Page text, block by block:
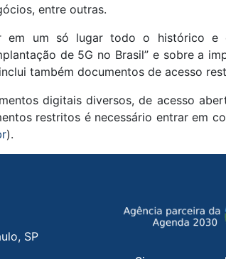
entre outras.
em um só lugar todo o histórico e
de 5G no Brasil” e sobre a
também documentos de acesso
digitais diversos, de acesso
restritos é necessário entrar em
).
SP